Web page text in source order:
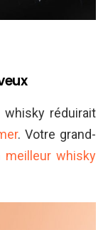
réduirait
. Votre grand-
meilleur whisky